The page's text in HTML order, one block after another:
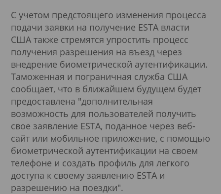
С учетом предстоящего изменения процесса
подачи заявки на получение ESTA власти
США также стремятся упростить процесс
получения разрешения на въезд через
внедрение биометрической аутентификации.
Таможенная и пограничная служба США
сообщает, что в ближайшем будущем будет
предоставлена "дополнительная
возможность для пользователей получить
свое заявление ESTA, поданное через веб-
сайт или мобильное приложение, с помощью
биометрической аутентификации на своем
телефоне и создать профиль для легкого
доступа к своему заявлению ESTA и
разрешению на поездки".